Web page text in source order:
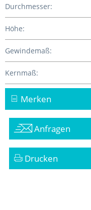
Durchmesser:
Höhe:
Gewindemaß:
Kernmaß:
Merken
Anfragen
Drucken